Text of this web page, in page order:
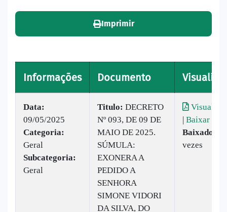
Imprimir
Informações Documento Visualizar
Data:
09/05/2025
Categoria:
Geral
Subcategoria:
Geral
Titulo: DECRETO
Nº 093, DE 09 DE
MAIO DE 2025.
SÚMULA:
EXONERA A
PEDIDO A
SENHORA
SIMONE VIDORI
DA SILVA, DO
Visualizar
| Baixar
Baixado:
vezes